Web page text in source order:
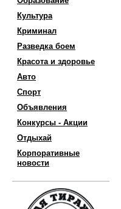
Культура
Криминал
Разведка боем
Красота и здоровье
Авто
Спорт
Объявления
Конкурсы - Акции
Отдыхай
Корпоративные
новости